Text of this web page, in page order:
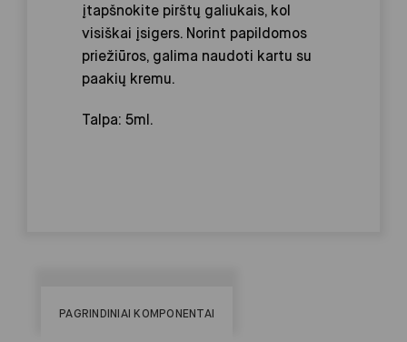
įtapšnokite pirštų galiukais, kol
visiškai įsigers. Norint papildomos
priežiūros, galima naudoti kartu su
paakių kremu.
Talpa: 5ml.
PAGRINDINIAI KOMPONENTAI